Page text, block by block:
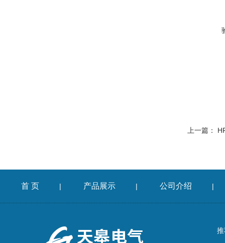
上一篇：
首 页 | 产品展示 | 公司介绍 |